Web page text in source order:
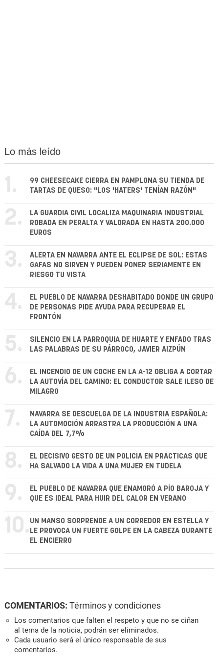
Lo más leído
1.
99 CHEESECAKE CIERRA EN PAMPLONA SU TIENDA DE
TARTAS DE QUESO: "LOS 'HATERS' TENÍAN RAZÓN"
2.
LA GUARDIA CIVIL LOCALIZA MAQUINARIA INDUSTRIAL
ROBADA EN PERALTA Y VALORADA EN HASTA 200.000
EUROS
3.
ALERTA EN NAVARRA ANTE EL ECLIPSE DE SOL: ESTAS
GAFAS NO SIRVEN Y PUEDEN PONER SERIAMENTE EN
RIESGO TU VISTA
4.
EL PUEBLO DE NAVARRA DESHABITADO DONDE UN GRUPO
DE PERSONAS PIDE AYUDA PARA RECUPERAR EL
FRONTÓN
5.
SILENCIO EN LA PARROQUIA DE HUARTE Y ENFADO TRAS
LAS PALABRAS DE SU PÁRROCO, JAVIER AIZPÚN
6.
EL INCENDIO DE UN COCHE EN LA A-12 OBLIGA A CORTAR
LA AUTOVÍA DEL CAMINO: EL CONDUCTOR SALE ILESO DE
MILAGRO
7.
NAVARRA SE DESCUELGA DE LA INDUSTRIA ESPAÑOLA:
LA AUTOMOCIÓN ARRASTRA LA PRODUCCIÓN A UNA
CAÍDA DEL 7,7%
8.
EL DECISIVO GESTO DE UN POLICÍA EN PRÁCTICAS QUE
HA SALVADO LA VIDA A UNA MUJER EN TUDELA
9.
EL PUEBLO DE NAVARRA QUE ENAMORÓ A PÍO BAROJA Y
QUE ES IDEAL PARA HUIR DEL CALOR EN VERANO
10. UN MANSO SORPRENDE A UN CORREDOR EN ESTELLA Y
LE PROVOCA UN FUERTE GOLPE EN LA CABEZA DURANTE
EL ENCIERRO
COMENTARIOS: Términos y condiciones
Los comentarios que falten el respeto y que no se ciñan
al tema de la noticia, podrán ser eliminados.
Cada usuario será el único responsable de sus
comentarios.